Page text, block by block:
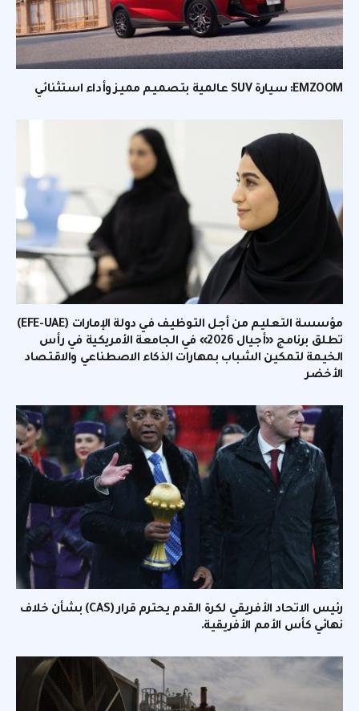
EMZOOM: سيارة SUV عالمية بتصميم مميز وأداء استثنائي
مؤسسة التعليم من أجل التوظيف في دولة الإمارات (EFE-UAE)
تطلق برنامج «أجيال 2026» في الجامعة الأمريكية في رأس
الخيمة لتمكين الشباب بمهارات الذكاء الاصطناعي والاقتصاد
الأخضر
رئيس الاتحاد الأفريقي لكرة القدم يحترم قرار (CAS) بشأن خلاف
نهائي كأس الأمم الأفريقية.